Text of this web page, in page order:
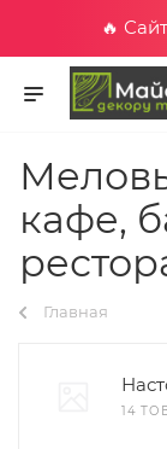
🔥
кафе,
Главная
14